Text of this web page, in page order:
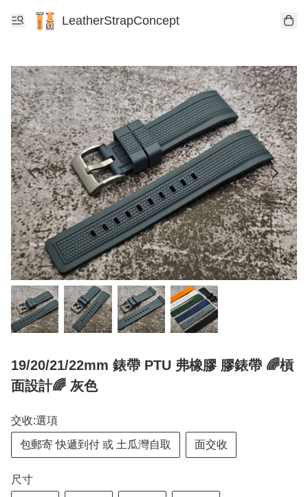
LeatherStrapConcept
19/20/21/22mm 錶帶 PTU 弗橡膠 膠錶帶 🌈槓
面設計🌈 灰色
交收:選項
包郵寄 快遞到付 或 土瓜灣自取 面交收
尺寸